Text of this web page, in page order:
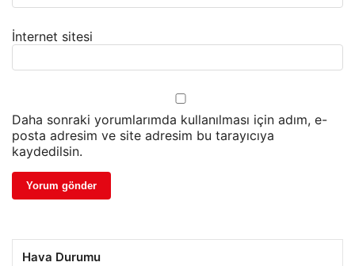
İnternet sitesi
Daha sonraki yorumlarımda kullanılması için adım, e-
posta adresim ve site adresim bu tarayıcıya
kaydedilsin.
Hava Durumu